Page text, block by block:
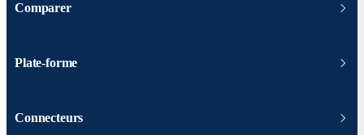
Comparer
Plate-forme
Connecteurs